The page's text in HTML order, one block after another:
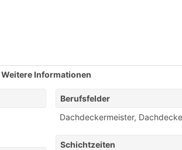
Weitere Informationen
Berufsfelder
Dachdeckermeister,
Schichtzeiten